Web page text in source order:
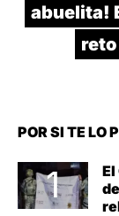
abuelita!
POR SI TE LO
El